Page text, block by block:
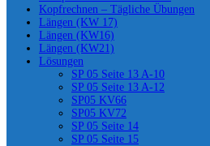
Kopfrechnen – Tägliche Übungen
Längen (KW 17)
Längen (KW16)
Längen (KW21)
Lösungen
SP 05 Seite 13 A-10
SP 05 Seite 13 A-12
SP05 KV66
SP05 KV72
SP 05 Seite 14
SP 05 Seite 15